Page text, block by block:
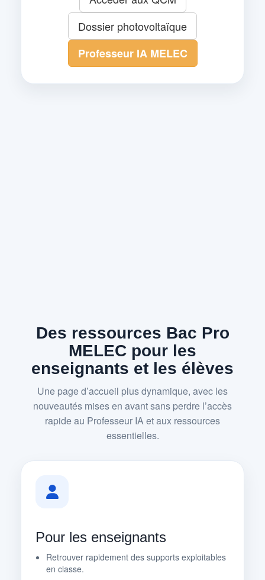
Dossier photovoltaïque
Professeur IA MELEC
Des ressources Bac Pro
MELEC pour les
enseignants et les élèves
Une page d’accueil plus dynamique, avec les
nouveautés mises en avant sans perdre l’accès
rapide au Professeur IA et aux ressources
essentielles.
Pour les enseignants
Retrouver rapidement des supports exploitables
en classe.